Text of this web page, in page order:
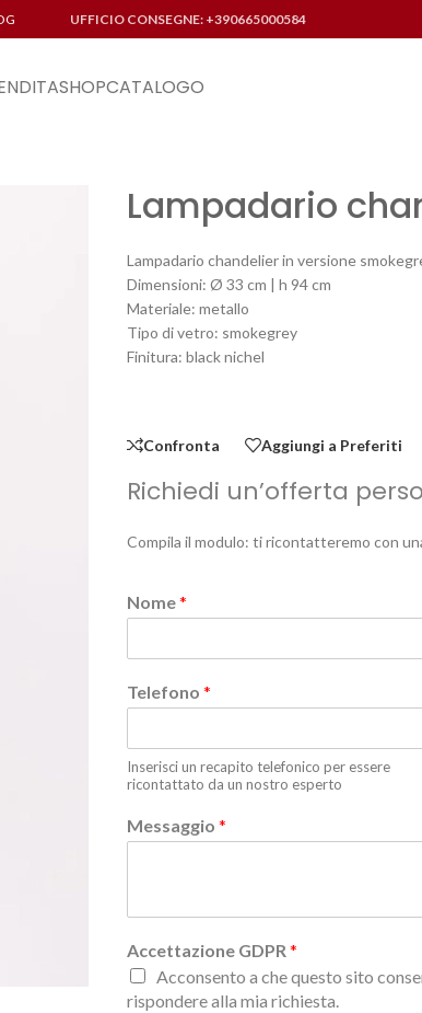
UFFICIO CONSEGNE: +390665000584
SHOPCATALOGO
Lampadario
Lampadario chandelier in versione
Dimensioni: Ø 33 cm | h 94 cm
Materiale: metallo
Tipo di vetro: smokegrey
Finitura: black nichel
Confronta Aggiungi a Preferiti
Richiedi un’offerta
Compila il modulo: ti ricontatteremo con
Nome*
Telefono *
Inserisci un recapito telefonico per essere
ricontattato da un nostro esperto
Messaggio *
Accettazione GDPR *
Acconsento a che questo sito
rispondere alla mia richiesta.